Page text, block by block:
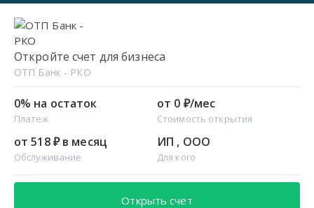
Откройте счет для бизнеса
ОТП Банк - РКО
0% на остаток
Платеж
от 0 ₽/мес
Стоимость открытия
от 518 ₽ в месяц
Обслуживание
ИП , ООО
Для кого
Открыть счет